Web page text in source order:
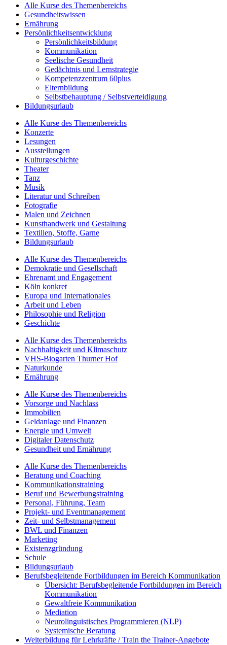
Alle Kurse des Themenbereichs
Gesundheitswissen
Ernährung
Persönlichkeitsentwicklung
Persönlichkeitsbildung
Kommunikation
Seelische Gesundheit
Gedächtnis und Lernstrategie
Kompetenzzentrum 60plus
Elternbildung
Selbstbehauptung / Selbstverteidigung
Bildungsurlaub
Alle Kurse des Themenbereichs
Konzerte
Lesungen
Ausstellungen
Kulturgeschichte
Theater
Tanz
Musik
Literatur und Schreiben
Fotografie
Malen und Zeichnen
Kunsthandwerk und Gestaltung
Textilien, Stoffe, Garne
Bildungsurlaub
Alle Kurse des Themenbereichs
Demokratie und Gesellschaft
Ehrenamt und Engagement
Köln konkret
Europa und Internationales
Arbeit und Leben
Philosophie und Religion
Geschichte
Alle Kurse des Themenbereichs
Nachhaltigkeit und Klimaschutz
VHS-Biogarten Thurner Hof
Naturkunde
Ernährung
Alle Kurse des Themenbereichs
Vorsorge und Nachlass
Immobilien
Geldanlage und Finanzen
Energie und Umwelt
Digitaler Datenschutz
Gesundheit und Ernährung
Alle Kurse des Themenbereichs
Beratung und Coaching
Kommunikationstraining
Beruf und Bewerbungstraining
Personal, Führung, Team
Projekt- und Eventmanagement
Zeit- und Selbstmanagement
BWL und Finanzen
Marketing
Existenzgründung
Schule
Bildungsurlaub
Berufsbegleitende Fortbildungen im Bereich Kommunikation
Übersicht: Berufsbegleitende Fortbildungen im Bereich
Kommunikation
Gewaltfreie Kommunikation
Mediation
Neurolinguistisches Programmieren (NLP)
Systemische Beratung
Weiterbildung für Lehrkräfte / Train the Trainer-Angebote